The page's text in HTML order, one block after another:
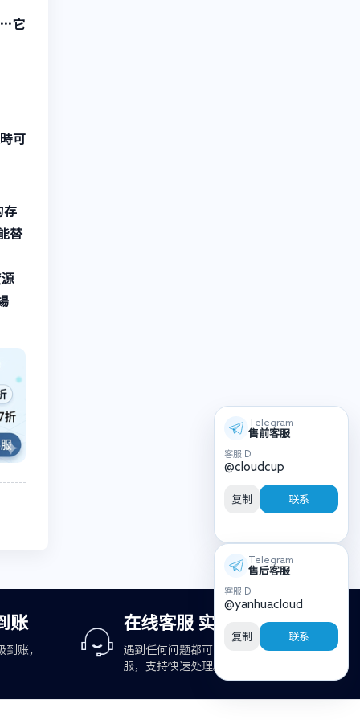
…它
可
存
替
账
到账，
在线客服 实时响应
遇到任何问题都可咨询在线客
服，支持快速处理。
Telegram
售前客服
客服ID
@cloudcup
复制 联系
Telegram
售后客服
客服ID
@yanhuacloud
复制 联系